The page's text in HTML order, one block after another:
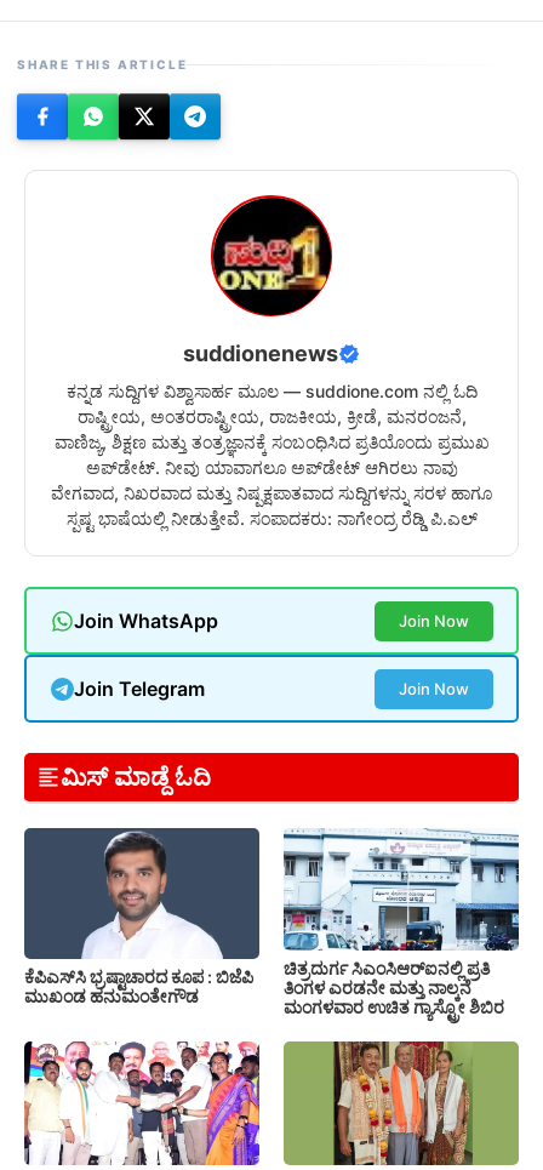
SHARE THIS ARTICLE
suddionenews
ಕನ್ನಡ ಸುದ್ದಿಗಳ ವಿಶ್ವಾಸಾರ್ಹ ಮೂಲ — suddione.com ನಲ್ಲಿ ಓದಿ
ರಾಷ್ಟ್ರೀಯ, ಅಂತರರಾಷ್ಟ್ರೀಯ, ರಾಜಕೀಯ, ಕ್ರೀಡೆ, ಮನರಂಜನೆ,
ವಾಣಿಜ್ಯ, ಶಿಕ್ಷಣ ಮತ್ತು ತಂತ್ರಜ್ಞಾನಕ್ಕೆ ಸಂಬಂಧಿಸಿದ ಪ್ರತಿಯೊಂದು ಪ್ರಮುಖ
ಅಪ್‌ಡೇಟ್. ನೀವು ಯಾವಾಗಲೂ ಅಪ್‌ಡೇಟ್ ಆಗಿರಲು ನಾವು
ವೇಗವಾದ, ನಿಖರವಾದ ಮತ್ತು ನಿಷ್ಪಕ್ಷಪಾತವಾದ ಸುದ್ದಿಗಳನ್ನು ಸರಳ ಹಾಗೂ
ಸ್ಪಷ್ಟ ಭಾಷೆಯಲ್ಲಿ ನೀಡುತ್ತೇವೆ. ಸಂಪಾದಕರು: ನಾಗೇಂದ್ರ ರೆಡ್ಡಿ ಪಿ.ಎಲ್
Join WhatsApp Join Now
Join Telegram Join Now
ಮಿಸ್ ಮಾಡ್ದೆ ಓದಿ
ಕೆಪಿಎಸ್‍ಸಿ ಭ್ರಷ್ಟಾಚಾರದ ಕೂಪ : ಬಿಜೆಪಿ
ಮುಖಂಡ ಹನುಮಂತೇಗೌಡ
ಚಿತ್ರದುರ್ಗ ಸಿಎಂಸಿಆರ್‍ಐನಲ್ಲಿ ಪ್ರತಿ
ತಿಂಗಳ ಎರಡನೇ ಮತ್ತು ನಾಲ್ಕನೆ
ಮಂಗಳವಾರ ಉಚಿತ ಗ್ಯಾಸ್ಟ್ರೋ ಶಿಬಿರ